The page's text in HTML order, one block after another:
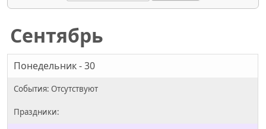
Сентябрь
Понедельник - 30